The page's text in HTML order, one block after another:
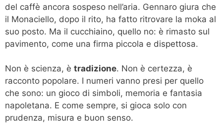
del caffè ancora sospeso nell’aria. Gennaro giura che
il Monaciello, dopo il rito, ha fatto ritrovare la moka al
suo posto. Ma il cucchiaino, quello no: è rimasto sul
pavimento, come una firma piccola e dispettosa.
Non è scienza, è tradizione. Non è certezza, è
racconto popolare. I numeri vanno presi per quello
che sono: un gioco di simboli, memoria e fantasia
napoletana. E come sempre, si gioca solo con
prudenza, misura e buon senso.